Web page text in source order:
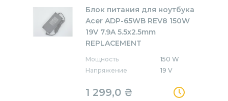
Блок питания для ноутбука
Acer ADP-65WB REV8 150W
19V 7.9A 5.5x2.5mm
REPLACEMENT
Мощность
150 W
Напряжение
19 V
1 299,0 ₴